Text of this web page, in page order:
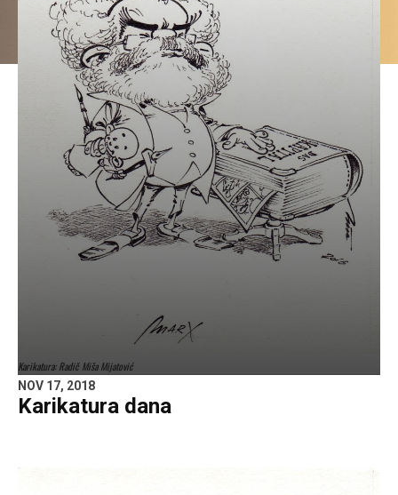
Karikatura: Radič Miša Mijatović
NOV 17, 2018
Karikatura dana